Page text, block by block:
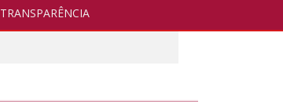
TRANSPARÊNCIA